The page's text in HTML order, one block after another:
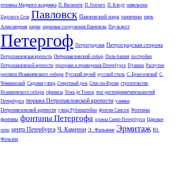
отливка Медного всадника П. Висконти П. Гонзаго П. Клодт павильоны
Царского Села Павловск Павловский парк памятники парк
Александрия парки парковые сооружения Павловска Паульлюст
Петергоф Петроградская Петроградская сторона
Петропавловская крепость Петропавловский собор Пиль-башня постройки
Петропавловской крепости призраки и привидения Петербурга Пушкин Распутин
росписи Исаакиевского собора Русский музей русский стиль С. Бржозовский С.
Чевакинский Садовая улица Секретный дом Спас-на-Крови строительство
Исаакиевского собора сфинксы Тома де Томон топ достопримечательностей
Петербурга тюрьма Петропавловской крепости узники
Петропавловской крепости улица Рубинштейна фонтан Самсон Фонтанка
фонтаны фонтаны Петергофа храмы Санкт-Петербурга Царское
село центр Петербурга Ч. Камерон Э. Фальконе Эрмитаж Ю.
Фельтен